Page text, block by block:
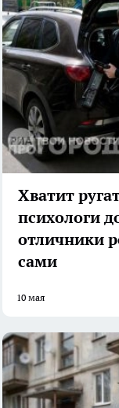
Хватит
психологи
отличники
сами
10 мая